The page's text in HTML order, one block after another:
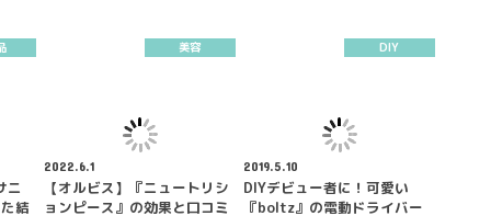
ニ
結
美容
2022.6.1
【オルビス】『ニュートリシ
ョンピース』の効果と口コミ
DIY
2019.5.10
DIYデビュー者に！可愛い
『boltz』の電動ドライバー